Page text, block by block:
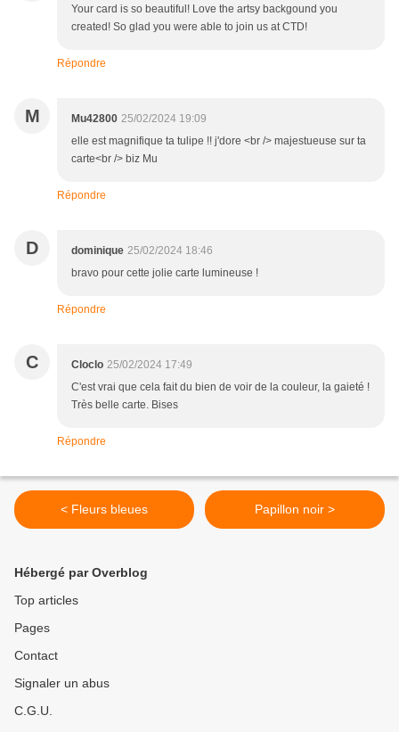
Your card is so beautiful! Love the artsy backgound you
created! So glad you were able to join us at CTD!
Répondre
M Mu42800 25/02/2024 19:09
elle est magnifique ta tulipe !! j'dore <br /> majestueuse sur ta
carte<br /> biz Mu
Répondre
D dominique 25/02/2024 18:46
bravo pour cette jolie carte lumineuse !
Répondre
C Cloclo 25/02/2024 17:49
C'est vrai que cela fait du bien de voir de la couleur, la gaieté !
Très belle carte. Bises
Répondre
< Fleurs bleues Papillon noir >
Hébergé par Overblog
Top articles
Pages
Contact
Signaler un abus
C.G.U.